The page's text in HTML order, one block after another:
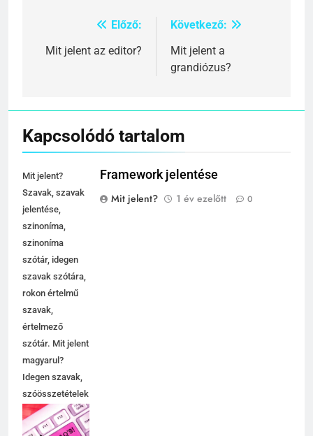
Bejegyzés
navigáció
Előző:
Mit jelent az editor?
Következő:
Mit jelent a
grandiózus?
Kapcsolódó tartalom
Mit jelent?
Szavak, szavak
jelentése,
szinoníma,
szinoníma
szótár, idegen
szavak szótára,
rokon értelmű
szavak,
értelmező
szótár. Mit jelent
magyarul?
Idegen szavak,
szóösszetételek
jelentése,
magyarázata,
Framework jelentése
Mit jelent?
1 év ezelőtt 0